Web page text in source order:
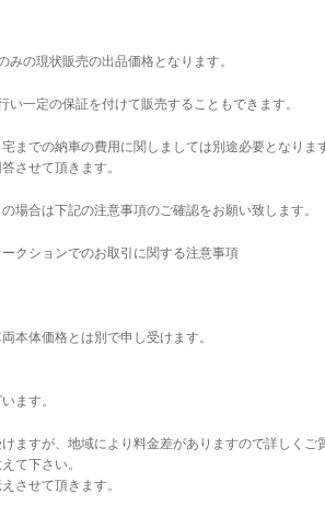
の現状販売の出品価格となります。
一定の保証を付けて販売することもできます。
までの納車の費用に関しましては別途必要となりま
させて頂きます。
場合は下記の注意事項のご確認をお願い致します。
ンでのお取引に関する注意事項
本体価格とは別で申し受けます。
ます。
ますが、地域により料金差がありますので詳しくご
て下さい。
させて頂きます。